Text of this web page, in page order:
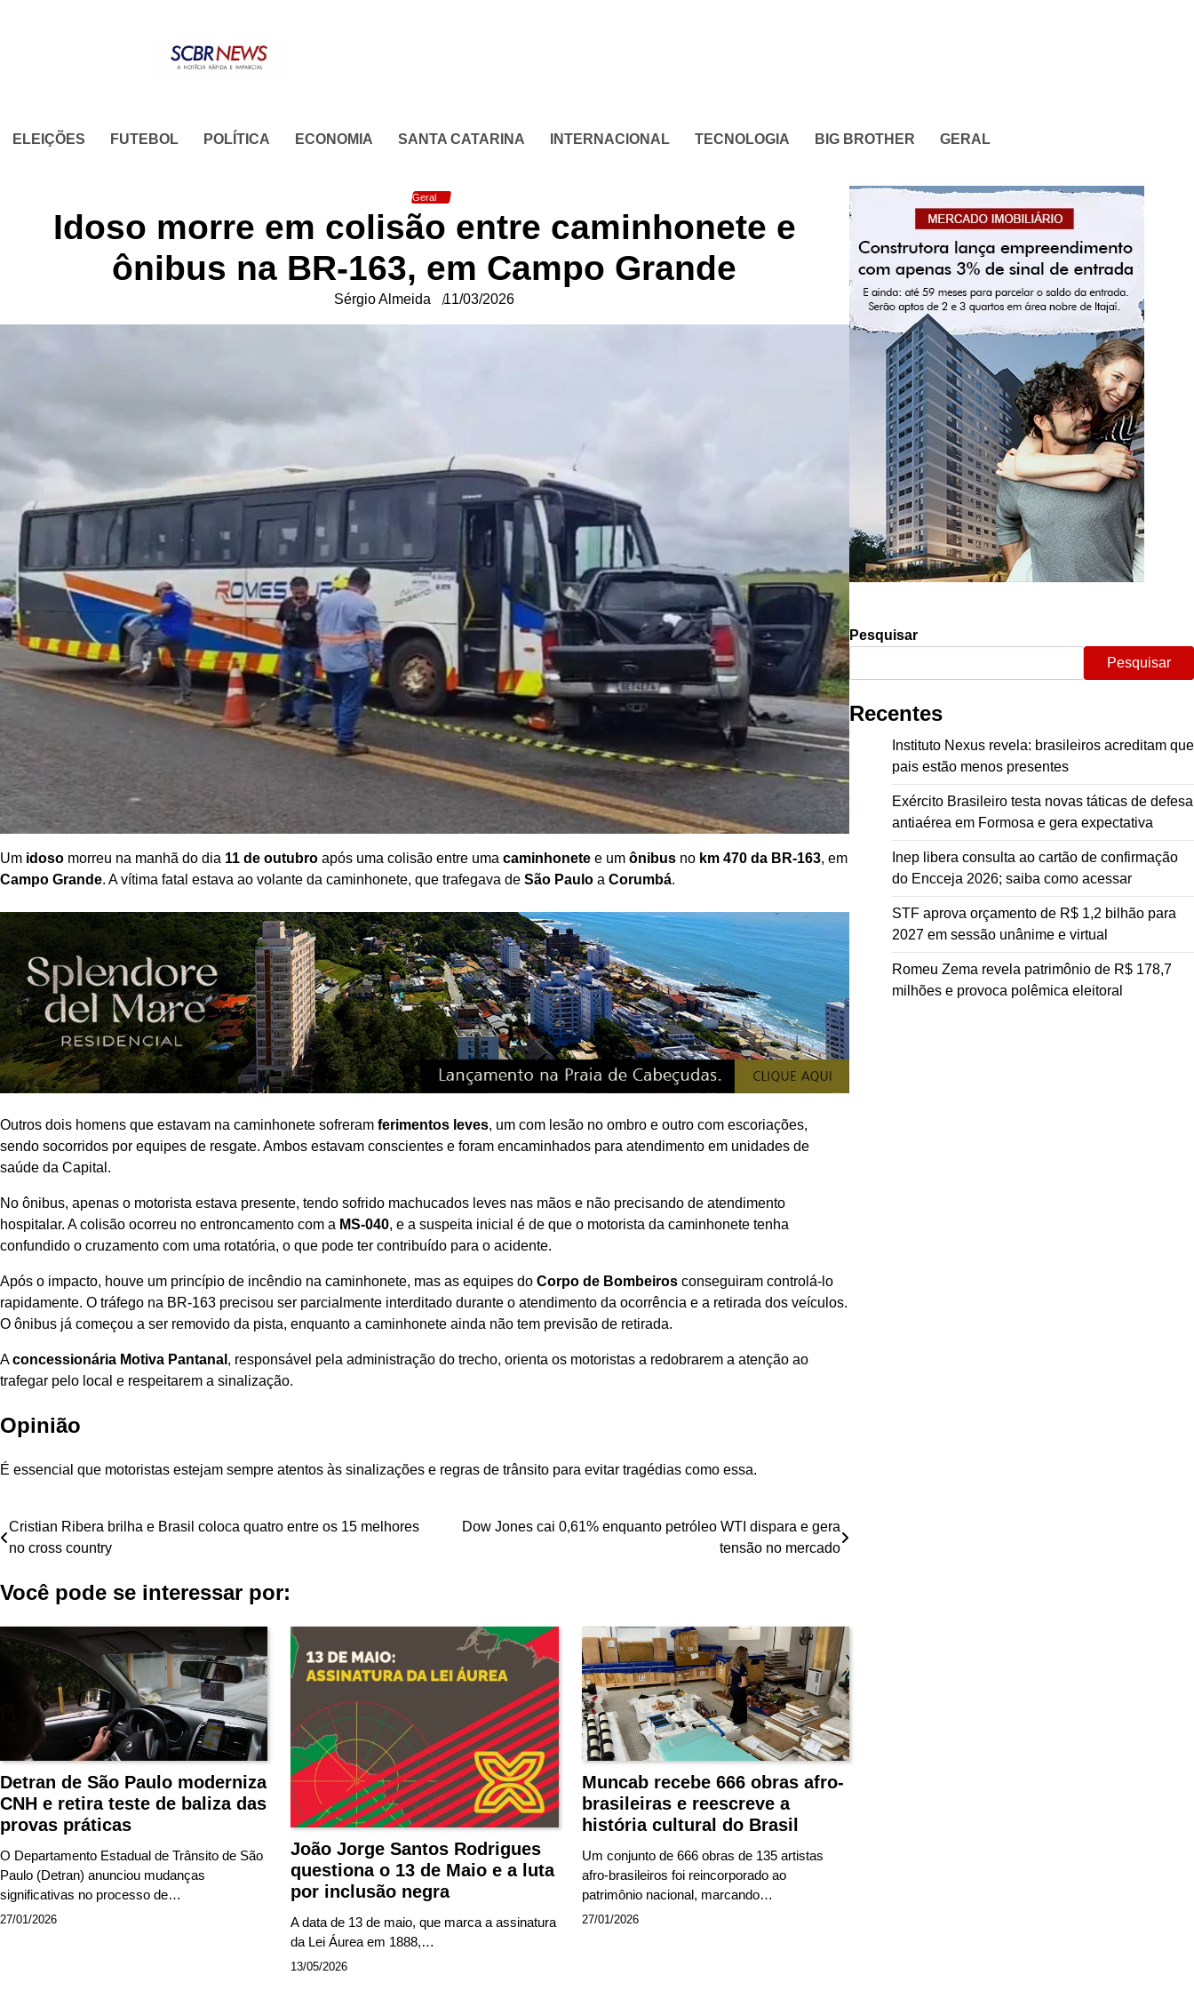
ELEIÇÕES FUTEBOL POLÍTICA ECONOMIA SANTA CATARINA INTERNACIONAL TECNOLOGIA BIG BROTHER GERAL
Geral
Idoso morre em colisão entre caminhonete e
ônibus na BR-163, em Campo Grande
Sérgio Almeida 11/03/2026
Um idoso morreu na manhã do dia 11 de outubro após uma colisão entre uma caminhonete e um ônibus no km 470 da BR-163, em
Campo Grande. A vítima fatal estava ao volante da caminhonete, que trafegava de São Paulo a Corumbá.
Outros dois homens que estavam na caminhonete sofreram ferimentos leves, um com lesão no ombro e outro com escoriações,
sendo socorridos por equipes de resgate. Ambos estavam conscientes e foram encaminhados para atendimento em unidades de
saúde da Capital.
No ônibus, apenas o motorista estava presente, tendo sofrido machucados leves nas mãos e não precisando de atendimento
hospitalar. A colisão ocorreu no entroncamento com a MS-040, e a suspeita inicial é de que o motorista da caminhonete tenha
confundido o cruzamento com uma rotatória, o que pode ter contribuído para o acidente.
Após o impacto, houve um princípio de incêndio na caminhonete, mas as equipes do Corpo de Bombeiros conseguiram controlá-lo
rapidamente. O tráfego na BR-163 precisou ser parcialmente interditado durante o atendimento da ocorrência e a retirada dos veículos.
O ônibus já começou a ser removido da pista, enquanto a caminhonete ainda não tem previsão de retirada.
Aconcessionária Motiva Pantanal , responsável pela administração do trecho, orienta os motoristas a redobrarem a atenção ao
trafegar pelo local e respeitarem a sinalização.
Opinião
É essencial que motoristas estejam sempre atentos às sinalizações e regras de trânsito para evitar tragédias como essa.
Navegação
Post
Cristian Ribera brilha e Brasil coloca quatro entre os 15 melhores
no cross country
Dow Jones cai 0,61% enquanto petróleo WTI dispara e gera
tensão no mercado
Você pode se interessar por:
Detran de São Paulo moderniza
CNH e retira teste de baliza das
provas práticas
O Departamento Estadual de Trânsito de São
Paulo (Detran) anunciou mudanças
significativas no processo de…
27/01/2026
João Jorge Santos Rodrigues
questiona o 13 de Maio e a luta
por inclusão negra
A data de 13 de maio, que marca a assinatura
da Lei Áurea em 1888,…
13/05/2026
Muncab recebe 666 obras afro-
brasileiras e reescreve a
história cultural do Brasil
Um conjunto de 666 obras de 135 artistas
afro-brasileiros foi reincorporado ao
patrimônio nacional, marcando…
27/01/2026
Pesquisar
Pesquisar
Recentes
Instituto Nexus revela: brasileiros acreditam que
pais estão menos presentes
Exército Brasileiro testa novas táticas de defesa
antiaérea em Formosa e gera expectativa
Inep libera consulta ao cartão de confirmação
do Encceja 2026; saiba como acessar
STF aprova orçamento de R$ 1,2 bilhão para
2027 em sessão unânime e virtual
Romeu Zema revela patrimônio de R$ 178,7
milhões e provoca polêmica eleitoral